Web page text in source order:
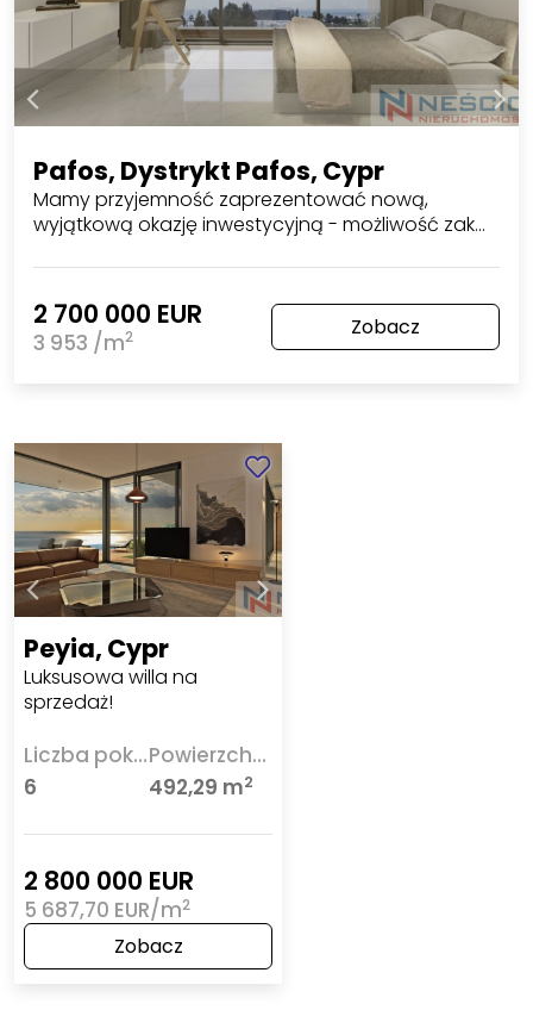
Pafos, Dystrykt Pafos, Cypr
Mamy przyjemność zaprezentować nową,
wyjątkową okazję inwestycyjną - możliwość zak…
2 700 000 EUR
3 953 /m2 Zobacz
Peyia, Cypr
Luksusowa willa na
sprzedaż!
Liczba pokoi
6
Powierzchnia
492,29 m2
2 800 000 EUR
5 687,70 EUR/m2
Zobacz